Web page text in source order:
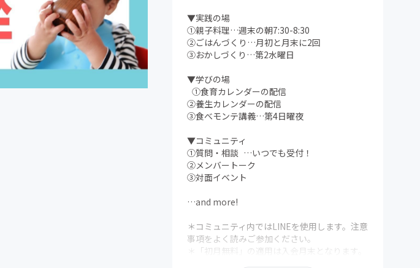
▼実践の場
①親子料理…週末の朝7:30-8:30
②ごはんづくり…月初と月末に2回
③おかしづくり…第2水曜日
▼学びの場
①食育カレンダーの配信
②養生カレンダーの配信
③食べモンテ講義…第4日曜夜
▼コミュニティ
①質問・相談 …いつでも受付！
②メンバートーク
③対面イベント
…and more!
＊コミュニティ内ではLINEを使用します。注意
事項をよく読みご参加ください。
＊「初月無料」の適用は入会月末となります。